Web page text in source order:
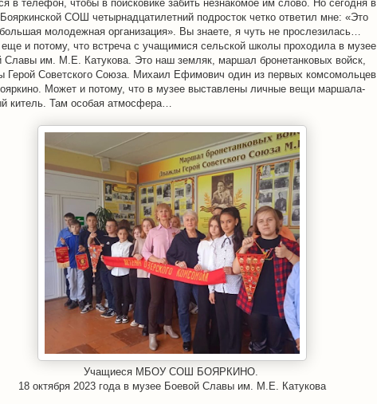
в телефон, чтобы в поисковике забить незнакомое им слово. Но сегодня в
СОШ четырнадцатилетний подросток четко ответил мне: «Это
молодежная организация». Вы знаете, я чуть не прослезилась…
и потому, что встреча с учащимися сельской школы проходила в музее
Славы им. М.Е. Катукова. Это наш земляк, маршал бронетанковых войск,
Герой Советского Союза. Михаил Ефимович один из первых комсомольцев
Может и потому, что в музее выставлены личные вещи маршала-
китель. Там особая атмосфера…
Учащиеся МБОУ СОШ БОЯРКИНО.
18 октября 2023 года в музее Боевой Славы им. М.Е. Катукова